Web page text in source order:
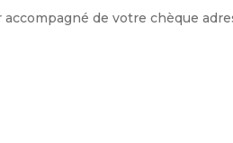
de votre chèque